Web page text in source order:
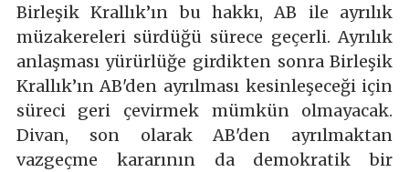
Birleşik Krallık’ın bu hakkı, AB ile ayrılık
müzakereleri sürdüğü sürece geçerli. Ayrılık
anlaşması yürürlüğe girdikten sonra Birleşik
Krallık’ın AB'den ayrılması kesinleşeceği için
süreci geri çevirmek mümkün olmayacak.
Divan, son olarak AB'den ayrılmaktan
vazgeçme kararının da demokratik bir